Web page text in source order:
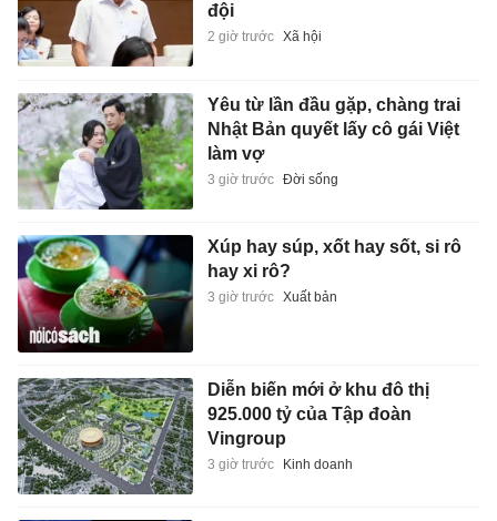
đội
2 giờ trước Xã hội
Yêu từ lần đầu gặp, chàng trai
Nhật Bản quyết lấy cô gái Việt
làm vợ
3 giờ trước Đời sống
Xúp hay súp, xốt hay sốt, si rô
hay xi rô?
3 giờ trước Xuất bản
Diễn biến mới ở khu đô thị
925.000 tỷ của Tập đoàn
Vingroup
3 giờ trước Kinh doanh